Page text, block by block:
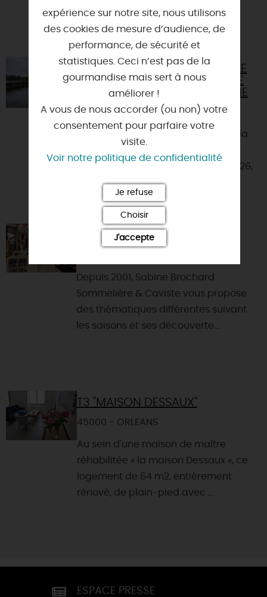
VOUS AIMEREZ AUSSI
BATOLOIRE : NAVETTE FLUVIALE
ENTRE ORLÉANS ET LA BASE DE
LOISIRS DE L'ILE CHARLEMAGNE
45000 - ORLEANS
Ce service, reliant la rive droite et la
disponible du 9 mai au 30 août 2026,
avec Balades en Bate...
LA CAVE BY L'ANGE VINS
Depuis 2001, Sabine Brochard
Sommelière & Caviste vous propose
des thématiques différentes suivant
les saisons et ses découverte...
T3 "MAISON DESSAUX"
45000 - ORLEANS
Au sein d'une maison de maître
réhabilitée « la maison Dessaux », ce
logement de 64 m2, entièrement
rénové, de plain-pied avec ...
ESPACE PRESSE
expérience sur notre site, nous utilisons
des cookies de mesure d’audience, de
performance, de sécurité et
statistiques. Ceci n’est pas de la
gourmandise mais sert à nous
améliorer !
A vous de nous accorder (ou non) votre
consentement pour parfaire votre
visite.
Voir notre politique de confidentialité
Je refuse
Choisir
J'accepte